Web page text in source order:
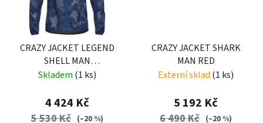
CRAZY JACKET LEGEND
SHELL MAN
CAMOUFLAGE
Skladem (1 ks)
4 424 Kč
5 530 Kč (–20 %)
CRAZY JACKET SHARK
MAN RED
Externí sklad (1 ks)
5 192 Kč
6 490 Kč (–20 %)